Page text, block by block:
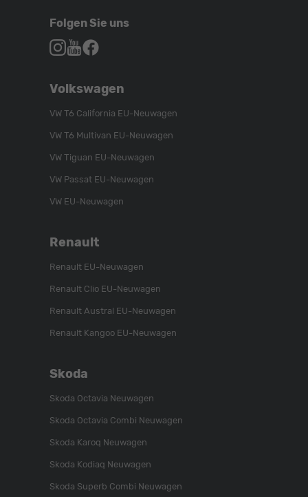
Folgen Sie uns
Autohaus
Sie
Instagram
Autohaus
Sie
unser
Kanal
Sie
Facebook
Volkswagen
VW T6 California EU-Neuwagen
VW T6 Multivan EU-Neuwagen
VW Tiguan EU-Neuwagen
VW Passat EU-Neuwagen
VW EU-Neuwagen
Renault
Renault EU-Neuwagen
Renault Clio EU-Neuwagen
Renault Austral EU-Neuwagen
Renault Kangoo EU-Neuwagen
Skoda
Skoda Octavia Neuwagen
Skoda Octavia Combi Neuwagen
Skoda Karoq Neuwagen
Skoda Kodiaq Neuwagen
Skoda Superb Combi Neuwagen